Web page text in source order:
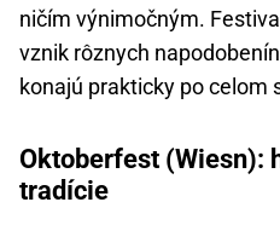
ničím výnimočným.
vznik rôznych
konajú prakticky po celom
Oktoberfest (Wiesn):
tradície